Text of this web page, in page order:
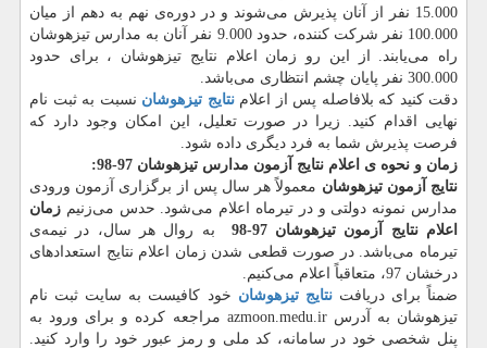
15.000 نفر از آنان پذیرش می‌شوند و در دوره‌ی نهم به دهم از میان
100.000 نفر شرکت کننده، حدود 9.000 نفر آنان به مدارس تیزهوشان
راه می‌یابند. از این رو زمان اعلام نتایج تیزهوشان ، برای حدود
300.000 نفر پایان چشم انتظاری می‌باشد.
دقت کنید که بلافاصله پس از اعلامنتایج تیزهوشان نسبت به ثبت نام
نهایی اقدام کنید. زیرا در صورت تعلیل، این امکان وجود دارد که
فرصت پذیرش شما به فرد دیگری داده شود.
زمان و نحوه ی اعلام نتایج آزمون مدارس تیزهوشان 97-98:
نتایج آزمون تیزهوشان معمولاً هر سال پس از برگزاری آزمون ورودی
مدارس نمونه دولتی و در تیرماه اعلام می‌شود. حدس می‌زنیم زمان
اعلام نتایج آزمون تیزهوشان 97-98
به روال هر سال، در نیمه‌ی
تیرماه می‌باشد. در صورت قطعی شدن زمان اعلام نتایج استعدادهای
درخشان 97، متعاقباً اعلام می‌کنیم.
ضمناً برای دریافتنتایج تیزهوشان خود کافیست به سایت ثبت نام
تیزهوشان به آدرس azmoon.medu.ir مراجعه کرده و برای ورود به
پنل شخصی خود در سامانه، کد ملی و رمز عبور خود را وارد کنید.